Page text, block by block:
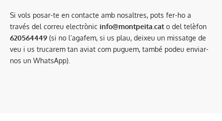
Si vols posar-te en contacte amb nosaltres, pots fer-ho a
través del correu electrònic info@montpeita.cat o del telèfon
620564449 (si no l’agafem, si us plau, deixeu un missatge de
veu i us trucarem tan aviat com puguem, també podeu enviar-
nos un WhatsApp).